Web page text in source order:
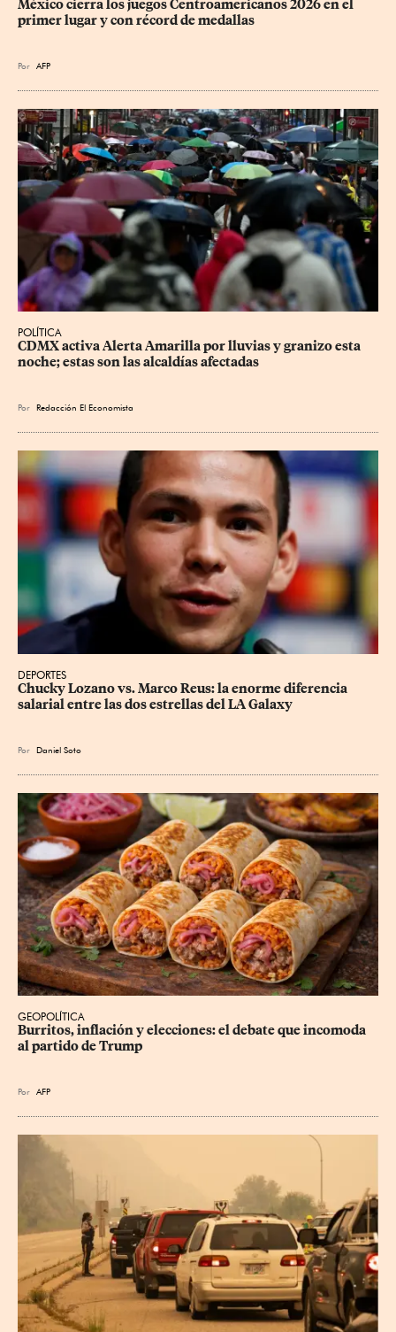
México cierra los juegos Centroamericanos 2026 en el
primer lugar y con récord de medallas
Por AFP
POLÍTICA
CDMX activa Alerta Amarilla por lluvias y granizo esta
noche; estas son las alcaldías afectadas
Por Redacción El Economista
DEPORTES
Chucky Lozano vs. Marco Reus: la enorme diferencia
salarial entre las dos estrellas del LA Galaxy
Por Daniel Soto
GEOPOLÍTICA
Burritos, inflación y elecciones: el debate que incomoda
al partido de Trump
Por AFP